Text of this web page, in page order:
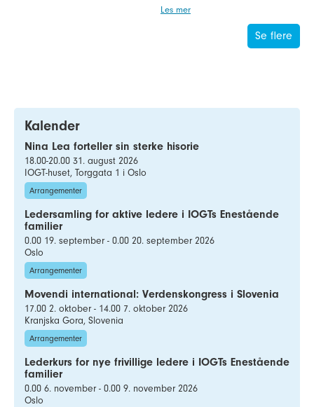
Les mer
Se flere
Kalender
Nina Lea forteller sin sterke hisorie
18.00-20.00 31. august 2026
IOGT-huset, Torggata 1 i Oslo
Arrangementer
Ledersamling for aktive ledere i IOGTs Enestående
familier
0.00 19. september - 0.00 20. september 2026
Oslo
Arrangementer
Movendi international: Verdenskongress i Slovenia
17.00 2. oktober - 14.00 7. oktober 2026
Kranjska Gora, Slovenia
Arrangementer
Lederkurs for nye frivillige ledere i IOGTs Enestående
familier
0.00 6. november - 0.00 9. november 2026
Oslo